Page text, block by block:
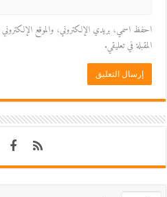
احفظ اسمي، بريدي الإلكتروني، والموقع الإلكتروني
المقبلة في تعليقي.